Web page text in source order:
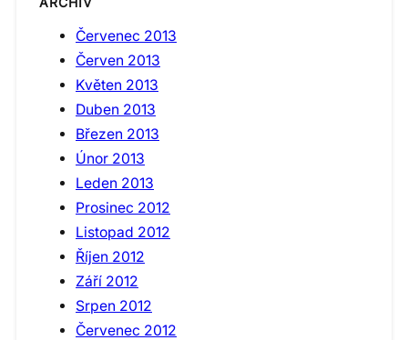
Červenec 2013
Červen 2013
Květen 2013
Duben 2013
Březen 2013
Únor 2013
Leden 2013
Prosinec 2012
Listopad 2012
Říjen 2012
Září 2012
Srpen 2012
Červenec 2012